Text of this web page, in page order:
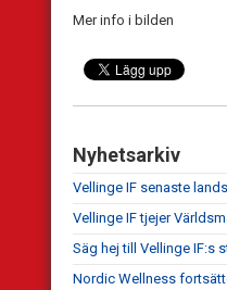
Mer info i bilden
Nyhetsarkiv
Vellinge IF senaste
Vellinge IF tjejer
Säg hej till Vellinge IF:s
Nordic Wellness